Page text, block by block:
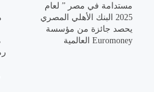
مستدامة في مصر ” لعام
2025 البنك الأهلي المصري
يحصد جائزة من مؤسسة
Euromoney العالمية